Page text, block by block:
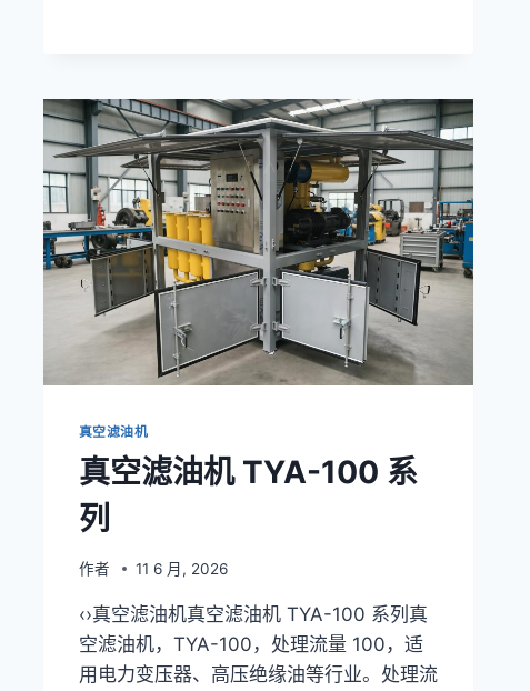
真空滤油机
真空滤油机 TYA-100 系
列
作者 11 6 月, 2026
‹›真空滤油机真空滤油机 TYA-100 系列真
空滤油机，TYA-100，处理流量 100，适
用电力变压器、高压绝缘油等行业。处理流